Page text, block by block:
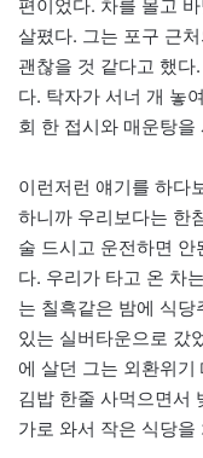
편이었다. 차를 몰고
살폈다. 그는 포구 근
괜찮을 것 같다고 했
다. 탁자가 서너 개 놓
회 한 접시와 매운탕
이런저런 얘기를 하다
하니까 우리보다는 한
술 드시고 운전하면
다. 우리가 타고 온 차
는 칠흑같은 밤에 식
있는 실버타운으로 갔
에 살던 그는 외환위
김밥 한줄 사먹으면서
가로 와서 작은 식당을